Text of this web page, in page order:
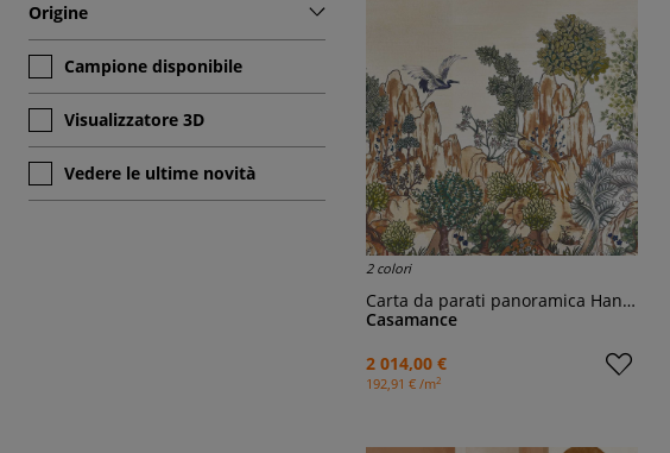
Origine
Campione disponibile
Visualizzatore 3D
Vedere le ultime novità
2 colori
Carta da parati panoramica Hang Mua
Casamance
2 014,00 €
192,91 € /m2